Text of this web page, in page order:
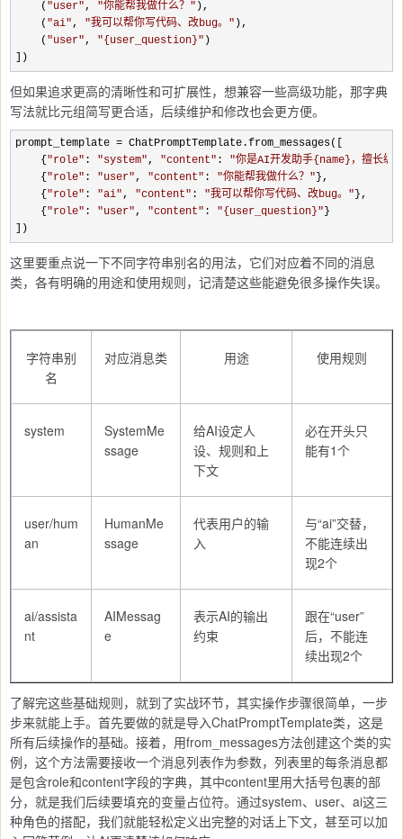
    (
"user", "你能帮我做什么？ " ),
    (
"ai", "我可以帮你写代码、改bug。 " ),
    (
"user", "{user_question}" )
])
但如果追求更高的清晰性和可扩展性，想兼容一些高级功能，那字典
写法就比元组简写更合适，后续维护和修改也会更方便。
prompt_template = ChatPromptTemplate.from_messages([
    {
"role" : "system", "content" : "你是AI开发助手{name}，擅长编
    {
"role" : "user", "content" : "你能帮我做什么？ " },
    {
"role" : "ai", "content" : "我可以帮你写代码、改bug。 " },
    {
"role" : "user", "content" : "{user_question}" }
])
这里要重点说一下不同字符串别名的用法，它们对应着不同的消息
类，各有明确的用途和使用规则，记清楚这些能避免很多操作失误。
字符串别
名
对应消息类 用途 使用规则
system
SystemMe
ssage
给AI设定人
设、规则和上
下文
必在开头只
能有1个
user/hum
an
HumanMe
ssage
代表用户的输
入
与“ai”交替，
不能连续出
现2个
ai/assista
nt
AIMessag
e
表示AI的输出
约束
跟在“user”
后，不能连
续出现2个
了解完这些基础规则，就到了实战环节，其实操作步骤很简单，一步
步来就能上手。首先要做的就是导入ChatPromptTemplate类，这是
所有后续操作的基础。接着，用from_messages方法创建这个类的实
例，这个方法需要接收一个消息列表作为参数，列表里的每条消息都
是包含role和content字段的字典，其中content里用大括号包裹的部
分，就是我们后续要填充的变量占位符。通过system、user、ai这三
种角色的搭配，我们就能轻松定义出完整的对话上下文，甚至可以加